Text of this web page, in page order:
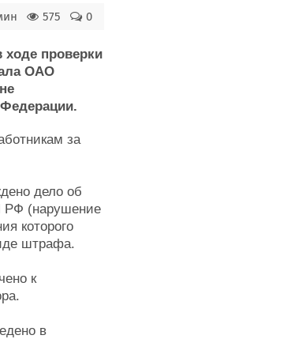
0
575
ходе проверки
ОАО
Федерации.
за
дело об
РФ (нарушение
которого
штрафа.
к
в